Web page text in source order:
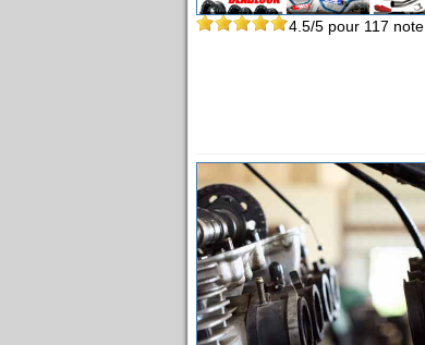
4.5/5 pour 117 note